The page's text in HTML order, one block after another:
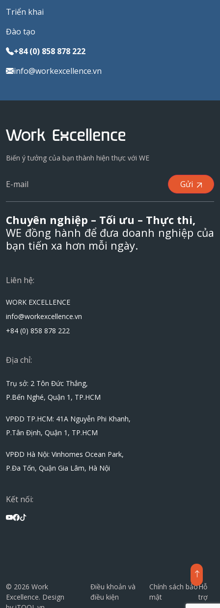
Triển khai
Đào tạo
+84 (0) 858 878 222
info@workexcellence.vn
Biến ý tưởng của bạn thành hiện thực với WE
Gửi
Chuyên nghiệp – Tối ưu – Thực thi,
WE đồng hành để đưa doanh nghiệp của
bạn tiến xa hơn mỗi ngày.
Liên hệ:
WORK EXCELLENCE
info@workexcellence.vn
+84 (0) 858 878 222
Địa chỉ:
Trụ sở: 2 Tôn Đức Thắng,
P.Bến Nghé, Quận 1, TP.HCM
VPĐD TP.HCM: 41A Nguyễn Phi Khanh,
P.Tân Định, Quận 1, TP.HCM
VPĐD Hà Nội: Vinhomes Ocean Park,
P.Đa Tốn, Quận Gia Lâm, Hà Nội
Kết nối:
© 2026 Work
Excellence. Design
Điều khoản và
điều kiện
Chính sách bảo
mật
Hỗ
trợ